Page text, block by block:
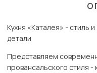
Кухня «Каталея» - стиль
детали
Представляем
провансальского стиля -